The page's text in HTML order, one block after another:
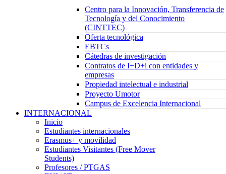
Centro para la Innovación, Transferencia de
Tecnología y del Conocimiento
(CINTTEC)
Oferta tecnológica
EBTCs
Cátedras de investigación
Contratos de I+D+i con entidades y
empresas
Propiedad intelectual e industrial
Proyecto Umotor
Campus de Excelencia Internacional
INTERNACIONAL
Inicio
Estudiantes internacionales
Erasmus+ y movilidad
Estudiantes Visitantes (Free Mover
Students)
Profesores / PTGAS